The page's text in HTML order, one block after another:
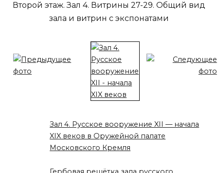
Второй этаж. Зал 4. Витрины 27-29. Общий вид
зала и витрин с экспонатами
Зал 4. Русское вооружение XII — начала
XIX веков в Оружейной палате
Московского Кремля